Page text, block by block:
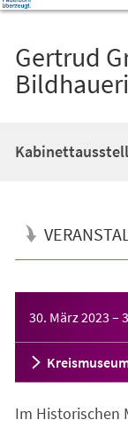
Gertrud
30. März 2023 –
Im Historischen